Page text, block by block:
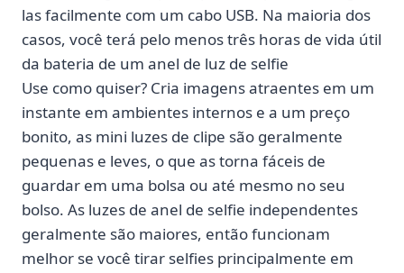
las facilmente com um cabo USB. Na maioria dos
casos, você terá pelo menos três horas de vida útil
da bateria de um anel de luz de selfie
Use como quiser? Cria imagens atraentes em um
instante em ambientes internos e a um preço
bonito, as mini luzes de clipe são geralmente
pequenas e leves, o que as torna fáceis de
guardar em uma bolsa ou até mesmo no seu
bolso. As luzes de anel de selfie independentes
geralmente são maiores, então funcionam
melhor se você tirar selfies principalmente em